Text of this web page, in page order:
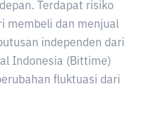
Terdapat risiko
membeli dan menjual
independen dari
Indonesia (Bittime)
fluktuasi dari